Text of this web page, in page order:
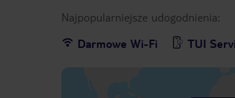
Najpopularniejsze udogodnienia:
Darmowe Wi-Fi
TUI